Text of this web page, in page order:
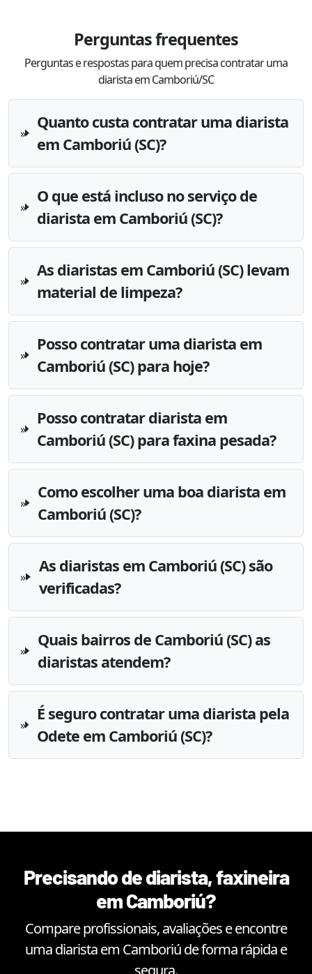
Perguntas frequentes
Perguntas e respostas para quem precisa contratar uma
diarista em Camboriú/SC
Quanto custa contratar uma diarista
em Camboriú (SC)?
O que está incluso no serviço de
diarista em Camboriú (SC)?
As diaristas em Camboriú (SC) levam
material de limpeza?
Posso contratar uma diarista em
Camboriú (SC) para hoje?
Posso contratar diarista em
Camboriú (SC) para faxina pesada?
Como escolher uma boa diarista em
Camboriú (SC)?
As diaristas em Camboriú (SC) são
verificadas?
Quais bairros de Camboriú (SC) as
diaristas atendem?
É seguro contratar uma diarista pela
Odete em Camboriú (SC)?
Precisando de diarista, faxineira
emCamboriú?
Compare profissionais, avaliações e encontre
uma diarista em Camboriúde forma rápida e
segura.